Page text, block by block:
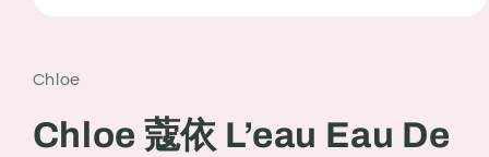
in
modal
Chloe
Chloe 蔻依 L’eau Eau De